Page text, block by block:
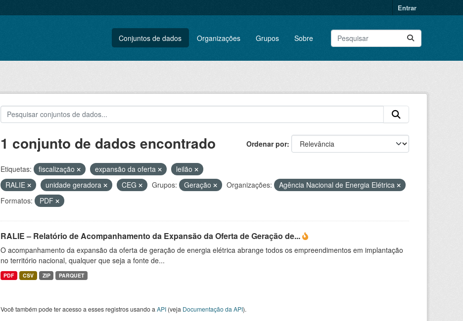
Entrar
Conjuntos de dados Organizações Grupos Sobre
Ordenar por
1 conjunto de dados encontrado
Etiquetas: fiscalização expansão da oferta
leilão
RALIE
unidade geradora CEG Grupos: Geração Organizações:
Agência Nacional de Energia Elétrica
Formatos:
PDF
RALIE – Relatório de Acompanhamento da Expansão da Oferta de Geração de...
O acompanhamento da expansão da oferta de geração de energia elétrica abrange todos os empreendimentos em implantação
no território nacional, qualquer que seja a fonte de...
PDF CSV ZIP PARQUET
Você também pode ter acesso a esses registros usando a API(veja Documentação da API).